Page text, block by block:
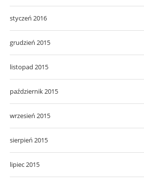
styczeń 2016
grudzień 2015
listopad 2015
październik 2015
wrzesień 2015
sierpień 2015
lipiec 2015